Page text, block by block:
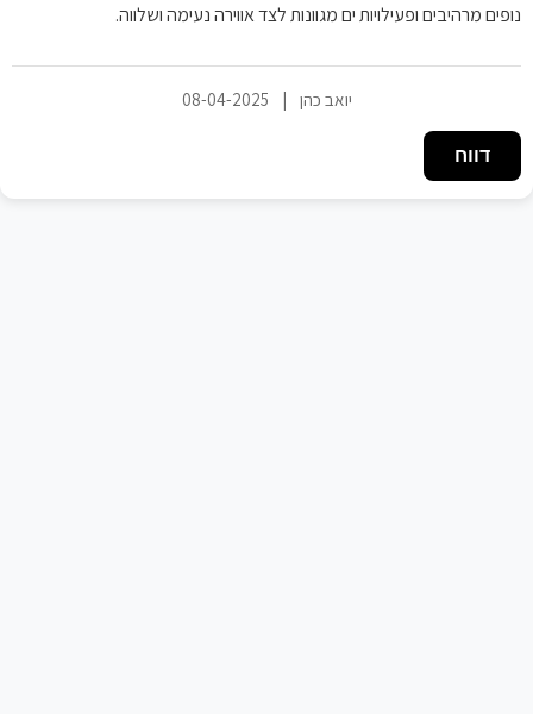
נופים מרהיבים ופעילויות ים מגוונות לצד אווירה נעימה ושלווה.
יואב כהן |
08-04-2025
דווח